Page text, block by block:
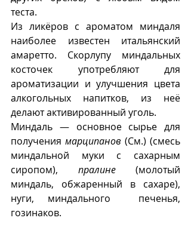
теста.
Из ликёров с ароматом миндаля
наиболее известен итальянский
амаретто. Скорлупу миндальных
косточек употребляют для
ароматизации и улучшения цвета
алкогольных напитков, из неё
делают активированный уголь.
Миндаль — основное сырье для
получения марципанов (См.) (смесь
миндальной муки с сахарным
сиропом), пралине (молотый
миндаль, обжаренный в сахаре),
нуги, миндального  печенья,
гозинаков.